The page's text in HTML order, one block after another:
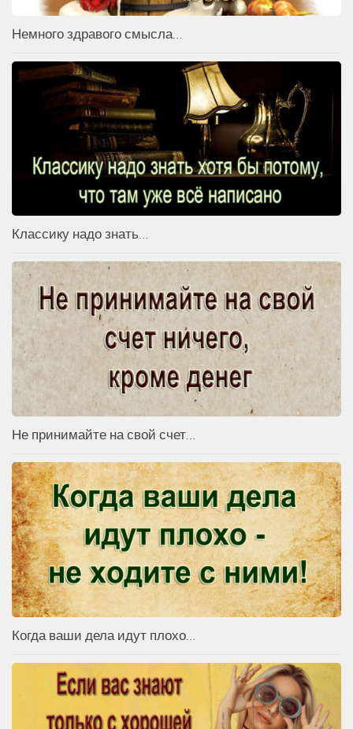
Немного здравого смысла…
Классику надо знать…
Не принимайте на свой счет…
Когда ваши дела идут плохо…